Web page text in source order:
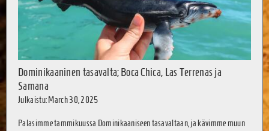
Dominikaaninen tasavalta; Boca Chica, Las Terrenas ja
Samana
Julkaistu: March 30, 2025
Palasimme tammikuussa Dominikaaniseen tasavaltaan, ja kävimme muun